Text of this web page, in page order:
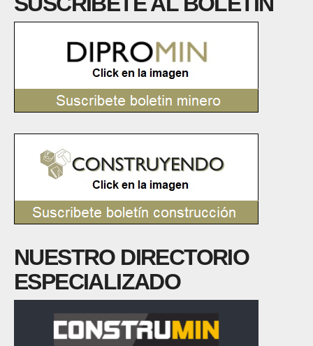
NUESTRO DIRECTORIO
ESPECIALIZADO